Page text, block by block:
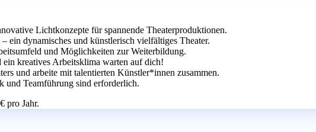
Lichtkonzepte für spannende Theaterproduktionen.
ein dynamisches und künstlerisch vielfältiges Theater.
und Möglichkeiten zur Weiterbildung.
ein kreatives Arbeitsklima warten auf dich!
und arbeite mit talentierten Künstler*innen zusammen.
und Teamführung sind erforderlich.
pro Jahr.